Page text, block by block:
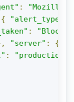
:
"Mozilla/
{ "alert_type"
:
"server" : {
: "production"